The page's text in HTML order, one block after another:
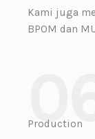
Kami juga
BPOM dan
06.
Production